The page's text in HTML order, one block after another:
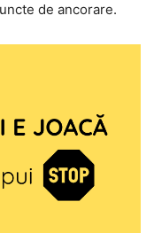
de ancorare.